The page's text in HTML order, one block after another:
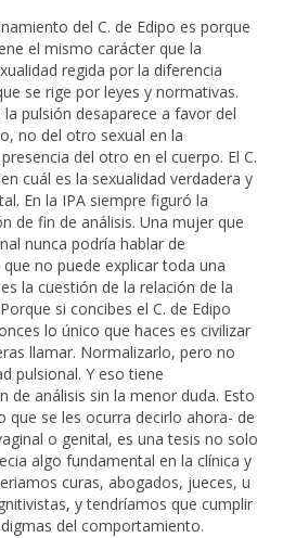
del C. de Edipo es porque
el mismo carácter que la
regida por la diferencia
se rige por leyes y normativas.
pulsión desaparece a favor del
no del otro sexual en la
del otro en el cuerpo. El C.
cuál es la sexualidad verdadera y
En la IPA siempre figuró la
de fin de análisis. Una mujer que
nunca podría hablar de
no puede explicar toda una
la cuestión de la relación de la
si concibes el C. de Edipo
lo único que haces es civilizar
llamar. Normalizarlo, pero no
pulsional. Y eso tiene
de análisis sin la menor duda. Esto
que se les ocurra decirlo ahora- de
o genital, es una tesis no solo
algo fundamental en la clínica y
curas, abogados, jueces, u
y tendríamos que cumplir
del comportamiento.